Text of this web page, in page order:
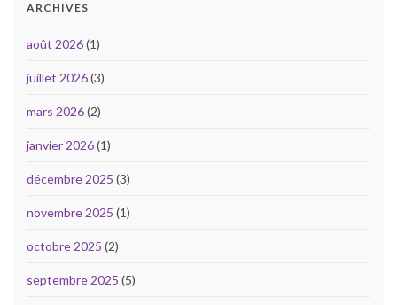
ARCHIVES
août 2026(1)
juillet 2026(3)
mars 2026(2)
janvier 2026(1)
décembre 2025 (3)
novembre 2025 (1)
octobre 2025 (2)
septembre 2025 (5)